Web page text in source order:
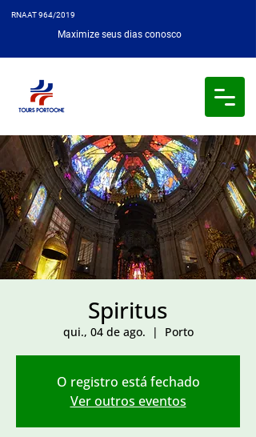
RNAAT 964/2019
Maximize seus dias conosco
Spiritus
qui., 04 de ago.
  |
Porto
O registro está fechado
Ver outros eventos